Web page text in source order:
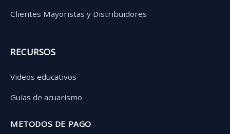
Clientes Mayoristas y Distribuidores
RECURSOS
Videos educativos
Guías de acuarismo
METODOS DE PAGO